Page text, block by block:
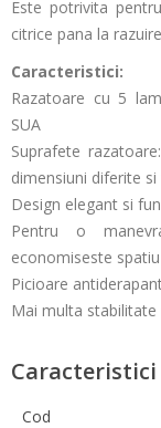
Este potrivita
citrice pana la
Caracteristici:
Razatoare cu 5
SUA
Suprafete
dimensiuni diferite
Design elegant si
Pentru o
economiseste spatiu
Picioare
Mai multa
Caracteristici
Cod